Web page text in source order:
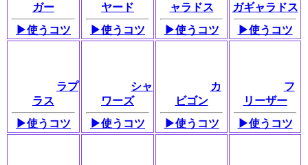
ガー
▶使うコツ
ヤード
▶使うコツ
ャラドス
▶使うコツ
ガギャラドス
▶使うコツ
ラプ
ラス
▶使うコツ
シャ
ワーズ
▶使うコツ
カ
ビゴン
▶使うコツ
フ
リーザー
▶使うコツ